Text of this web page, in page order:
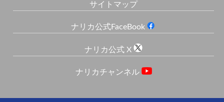
サイトマップ
ナリカ公式FaceBook
ナリカ公式 X
ナリカチャンネル